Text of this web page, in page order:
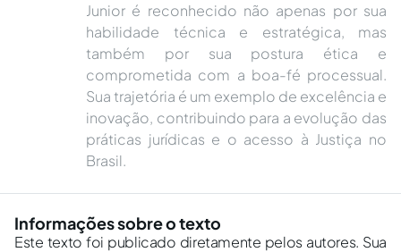
Junior é reconhecido não apenas por sua
habilidade técnica e estratégica, mas
também por sua postura ética e
comprometida com a boa-fé processual.
Sua trajetória é um exemplo de excelência e
inovação, contribuindo para a evolução das
práticas jurídicas e o acesso à Justiça no
Brasil.
Informações sobre o texto
Este texto foi publicado diretamente pelos autores. Sua